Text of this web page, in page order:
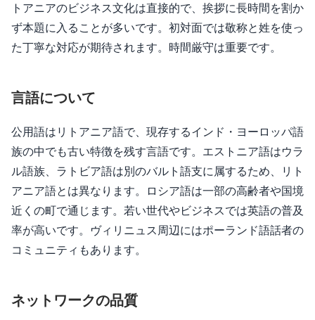
トアニアのビジネス文化は直接的で、挨拶に長時間を割か
ず本題に入ることが多いです。初対面では敬称と姓を使っ
た丁寧な対応が期待されます。時間厳守は重要です。
言語について
公用語はリトアニア語で、現存するインド・ヨーロッパ語
族の中でも古い特徴を残す言語です。エストニア語はウラ
ル語族、ラトビア語は別のバルト語支に属するため、リト
アニア語とは異なります。ロシア語は一部の高齢者や国境
近くの町で通じます。若い世代やビジネスでは英語の普及
率が高いです。ヴィリニュス周辺にはポーランド語話者の
コミュニティもあります。
ネットワークの品質